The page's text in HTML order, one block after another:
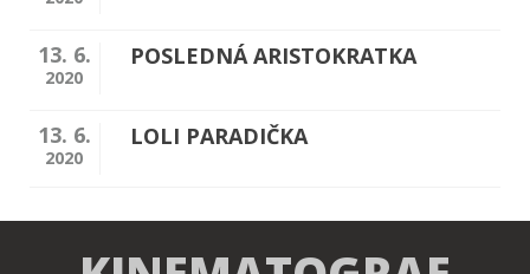
13. 6.
2020
POSLEDNÁ ARISTOKRATKA
13. 6.
2020
LOLI PARADIČKA